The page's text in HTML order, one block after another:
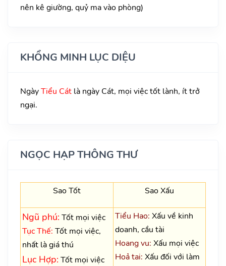
nên kê giường, quỷ ma vào phòng)
KHỔNG MINH LỤC DIỆU
NgàyTiểu Cát là ngày Cát, mọi việc tốt lành, ít trở
ngại.
NGỌC HẠP THÔNG THƯ
Sao Tốt Sao Xấu
Ngũ phú: Tốt mọi việc
Tục Thế: Tốt mọi việc,
nhất là giá thú
Lục Hợp: Tốt mọi việc
Tiểu Hao: Xấu về kinh
doanh, cầu tài
Hoang vu: Xấu mọi việc
Hoả tai: Xấu đối với làm